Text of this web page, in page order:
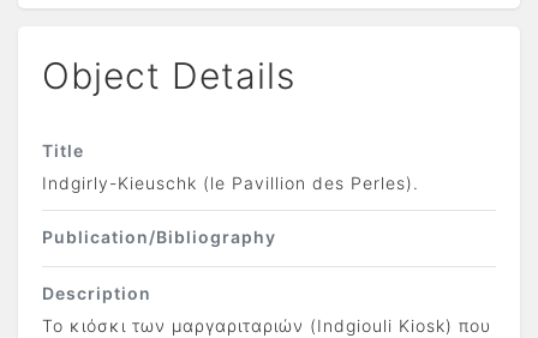
Object Details
Title
Indgirly-Kieuschk (le Pavillion des Perles).
Publication/Bibliography
Description
Το κιόσκι των μαργαριταριών (Indgiouli Κiosk) που